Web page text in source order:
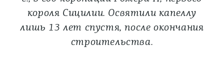
короля Сицилии. Освятили капеллу
лишь 13 лет спустя, после окончания
строительства.